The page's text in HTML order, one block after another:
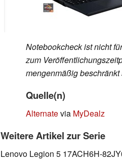
Notebookcheck ist nicht
zum
mengenmäßig beschränkt
Quelle(n)
Alternatevia MyDealz
Weitere Artikel zur Serie
Lenovo Legion 5 17ACH6H-